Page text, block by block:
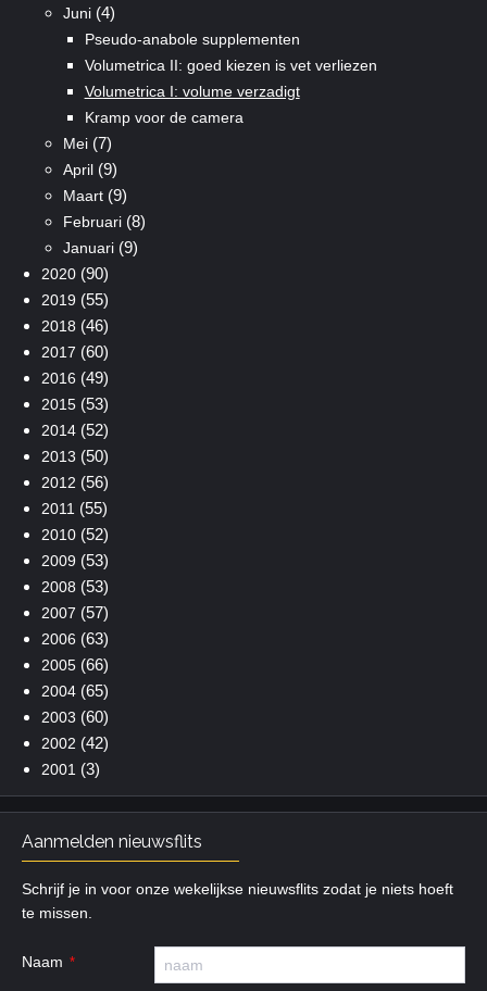
Juni(4)
Pseudo-anabole supplementen
Volumetrica II: goed kiezen is vet verliezen
Volumetrica I: volume verzadigt
Kramp voor de camera
Mei(7)
April(9)
Maart(9)
Februari(8)
Januari(9)
2020(90)
2019 (55)
2018 (46)
2017 (60)
2016 (49)
2015(53)
2014(52)
2013 (50)
2012 (56)
2011 (55)
2010(52)
2009 (53)
2008 (53)
2007 (57)
2006 (63)
2005(66)
2004(65)
2003 (60)
2002 (42)
2001 (3)
Aanmelden nieuwsflits
Schrijf je in voor onze wekelijkse nieuwsflits zodat je niets hoeft
te missen.
Naam